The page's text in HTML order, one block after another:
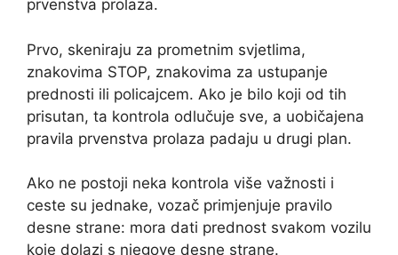
prvenstva prolaza.
Prvo, skeniraju za prometnim svjetlima,
znakovima STOP, znakovima za ustupanje
prednosti ili policajcem. Ako je bilo koji od tih
prisutan, ta kontrola odlučuje sve, a uobičajena
pravila prvenstva prolaza padaju u drugi plan.
Ako ne postoji neka kontrola više važnosti i
ceste su jednake, vozač primjenjuje pravilo
desne strane: mora dati prednost svakom vozilu
koje dolazi s njegove desne strane.